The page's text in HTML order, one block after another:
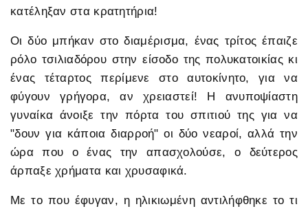
κατέληξαν στα κρατητήρια!
Οι δύο μπήκαν στο διαμέρισμα, ένας τρίτος έπαιζε
ρόλο τσιλιαδόρου στην είσοδο της πολυκατοικίας κι
ένας τέταρτος περίμενε στο αυτοκίνητο, για να
φύγουν γρήγορα, αν χρειαστεί! Η ανυποψίαστη
γυναίκα άνοιξε την πόρτα του σπιτιού της για να
"δουν για κάποια διαρροή" οι δύο νεαροί, αλλά την
ώρα που ο ένας την απασχολούσε, ο δεύτερος
άρπαξε χρήματα και χρυσαφικά.
Με το που έφυγαν, η ηλικιωμένη αντιλήφθηκε το τι